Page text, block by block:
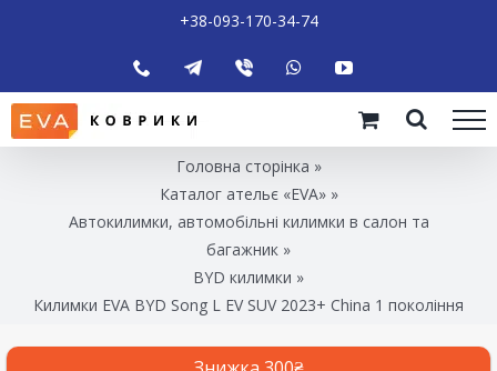
+38-093-170-34-74
Головна сторінка »
Каталог ательє «EVA»»
Автокилимки, автомобільні килимки в салон та
багажник »
BYD килимки »
Килимки EVA BYD Song L EV SUV 2023+ China 1 покоління